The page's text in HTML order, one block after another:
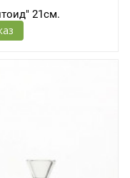
21см.